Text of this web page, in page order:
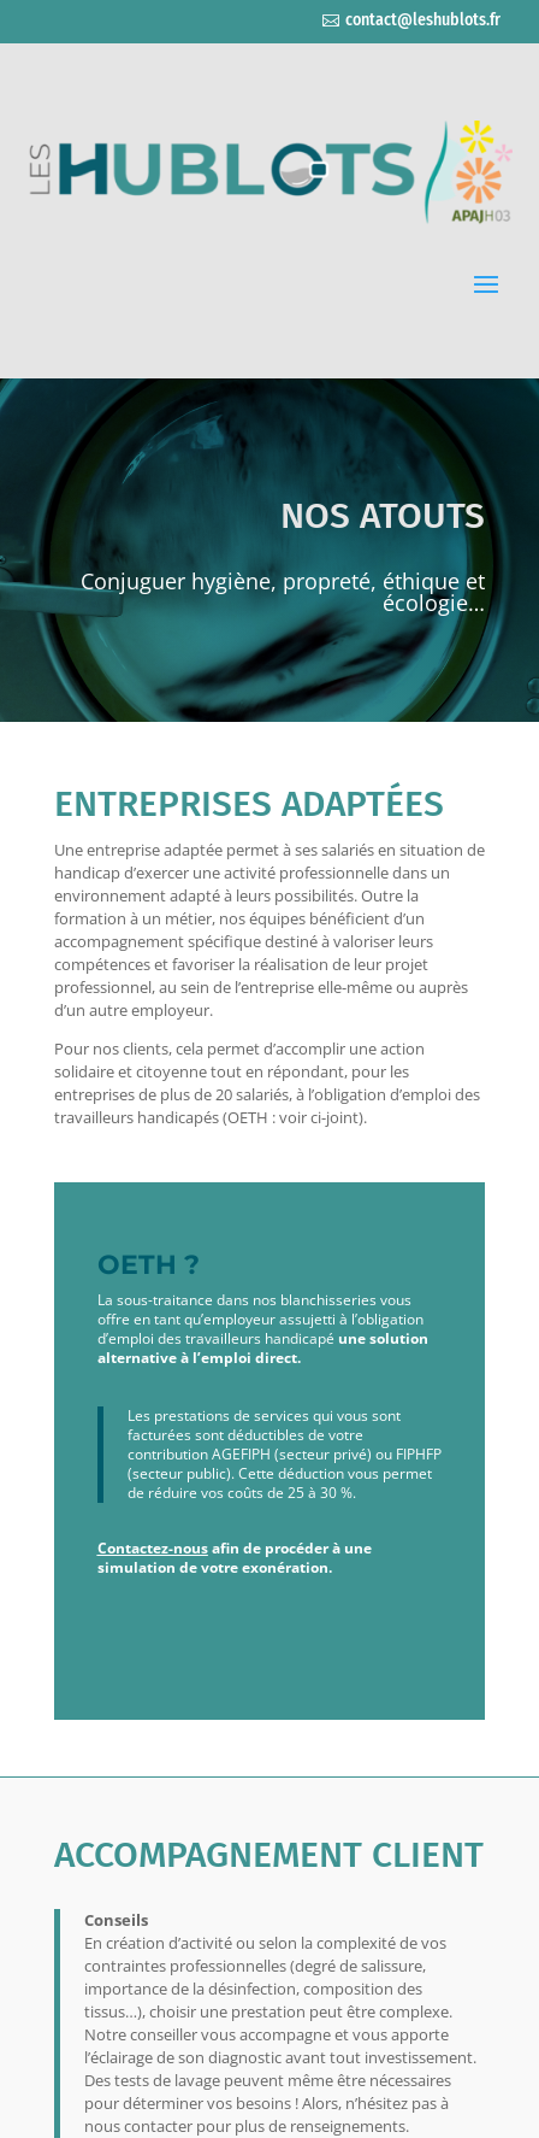
contact@leshublots.fr
NOS ATOUTS
Conjuguer hygiène, propreté, éthique et
écologie…
ENTREPRISES ADAPTÉES
Une entreprise adaptée permet à ses salariés en situation de
handicap d’exercer une activité professionnelle dans un
environnement adapté à leurs possibilités. Outre la
formation à un métier, nos équipes bénéficient d’un
accompagnement spécifique destiné à valoriser leurs
compétences et favoriser la réalisation de leur projet
professionnel, au sein de l’entreprise elle-même ou auprès
d’un autre employeur.
Pour nos clients, cela permet d’accomplir une action
solidaire et citoyenne tout en répondant, pour les
entreprises de plus de 20 salariés, à l’obligation d’emploi des
travailleurs handicapés (OETH : voir ci-joint).
OETH ?
La sous-traitance dans nos blanchisseries vous
offre en tant qu’employeur assujetti à l’obligation
d’emploi des travailleurs handicapé une solution
alternative à l’emploi direct.
Les prestations de services qui vous sont
facturées sont déductibles de votre
contribution AGEFIPH (secteur privé) ou FIPHFP
(secteur public). Cette déduction vous permet
de réduire vos coûts de 25 à 30 %.
Contactez-nousafin de procéder à une
simulation de votre exonération.
ACCOMPAGNEMENT CLIENT
Conseils
En création d’activité ou selon la complexité de vos
contraintes professionnelles (degré de salissure,
importance de la désinfection, composition des
tissus…), choisir une prestation peut être complexe.
Notre conseiller vous accompagne et vous apporte
l’éclairage de son diagnostic avant tout investissement.
Des tests de lavage peuvent même être nécessaires
pour déterminer vos besoins ! Alors, n’hésitez pas à
nous contacter pour plus de renseignements.